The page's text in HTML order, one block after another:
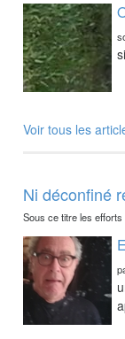
Voir tous les
Ni déconfiné
Sous ce titre les